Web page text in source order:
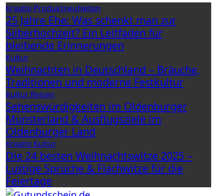
Kreativ Produktneuheiten
25 Jahre Ehe: Was schenkt man zur
Silberhochzeit? Ein Leitfaden für
bleibende Erinnerungen
Kultur
Weihnachten in Deutschland – Bräuche,
Traditionen und moderne Festkultur
Kultur Reisen
Sehenswürdigkeiten im Oldenburger
Münsterland & Ausflugsziele im
Oldenburger Land
Kreativ Kultur
Die 24 besten Weihnachtswitze 2025 –
Lustige Sprüche & Flachwitze für die
Feiertage